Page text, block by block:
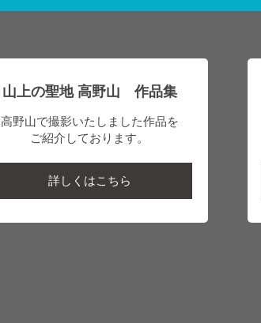
山上の聖地 高野山 作品集
高野山で撮影いたしました作品を
ご紹介しております。
詳しくはこちら